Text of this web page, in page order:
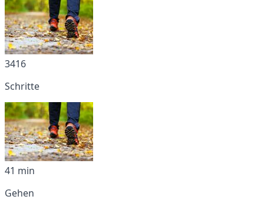
3416
Schritte
41 min
Gehen